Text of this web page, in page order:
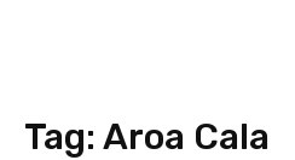
Tag: Aroa Cala